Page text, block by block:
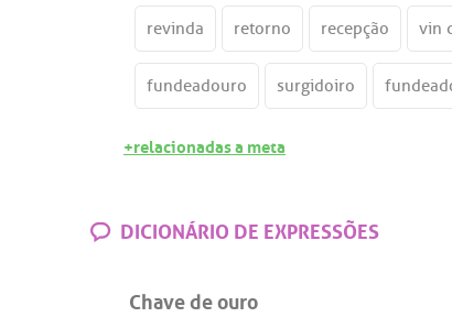
revinda retorno recepção vin
fundeadouro surgidoiro
+relacionadas a meta
DICIONÁRIO DE EXPRESSÕES
Chave de ouro